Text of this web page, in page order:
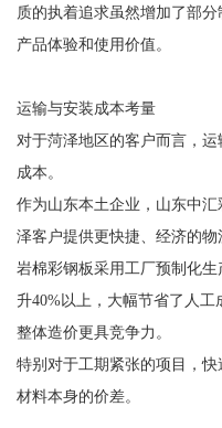
质的执着追求虽然增加了部
产品体验和使用价值。
运输与安装成本考量
对于菏泽地区的客户而言，
成本。
作为山东本土企业，山东中
泽客户提供更快捷、经济的物
岩棉彩钢板采用工厂预制化
升40%以上，大幅节省了人
整体造价更具竞争力。
特别对于工期紧张的项目，
材料本身的价差。